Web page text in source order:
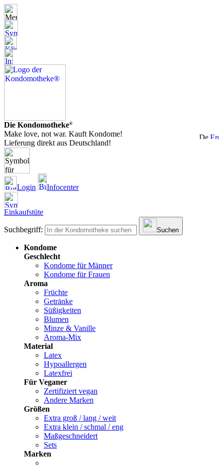
Die Kondomotheke®
Make love, not war. Kauft Kondome!
Lieferung direkt aus Deutschland!
Login Infocenter
Einkaufstüte
Suchbegriff: Suchen
Kondome
Geschlecht
Kondome für Männer
Kondome für Frauen
Aroma
Früchte
Getränke
Süßigkeiten
Blumen
Minze & Vanille
Aroma-Mix
Material
Latex
Hypoallergen
Latexfrei
Für Veganer
Zertifiziert vegan
Andere Marken
Größen
Extra groß / lang / weit
Extra klein / schmal / eng
Maßgeschneidert
Sets
Marken